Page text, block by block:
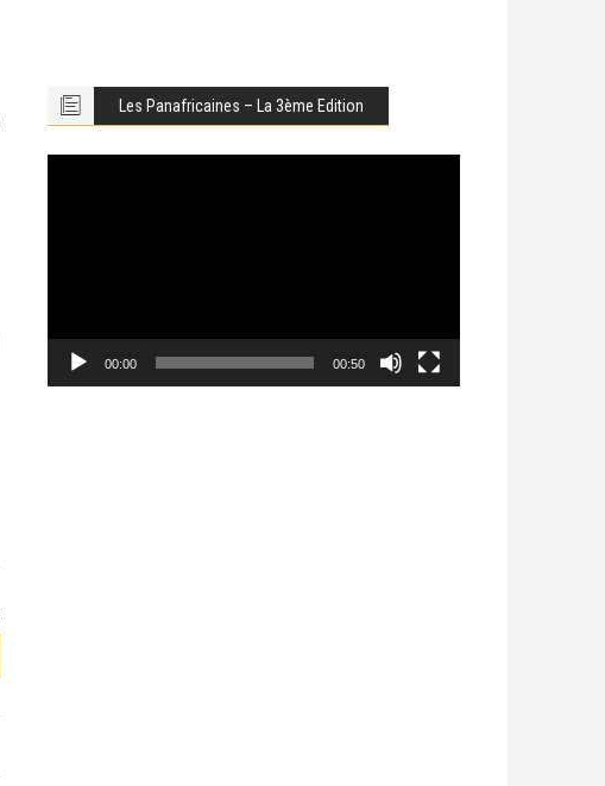
Les Panafricaines – La 3ème Edition
00:00 00:50